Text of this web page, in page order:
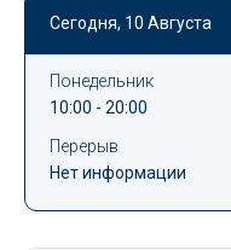
Сегодня, 10 Августа
Понедельник
10:00 - 20:00
Перерыв
Нет информации